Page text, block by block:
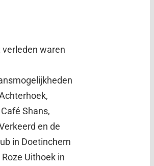
verleden waren
Shans,
en de
in Doetinchem
Uithoek in